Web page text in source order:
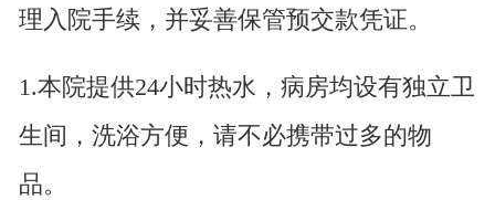
理入院手续，并妥善保管预交款凭证。
1.本院提供24小时热水，病房均设有独立卫
生间，洗浴方便，请不必携带过多的物
品。